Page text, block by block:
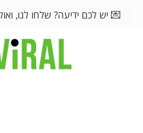
💌 יש לכם ידיעה? שלחו לנו,